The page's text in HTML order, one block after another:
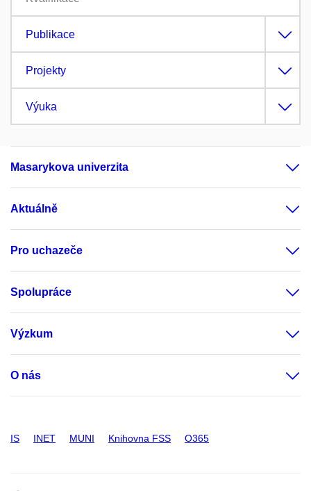
Publikace
Projekty
Výuka
Masarykova univerzita
Aktuálně
Pro uchazeče
Spolupráce
Výzkum
O nás
IS INET MUNI Knihovna FSS O365